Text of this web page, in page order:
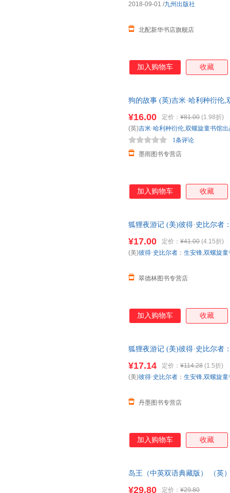
北配新华书店旗舰店
2018-09-01 /九州出版社
加入购物车 收藏
狗的故事 (英)吉米·哈利种衍伦
¥16.00 定价： ¥81.00 (1.98折)
墨雨图书专营店
1条评论
(英)吉米·哈利种衍伦,双螺旋童书馆出
加入购物车 收藏
狐狸夜游记 (美)彼得·史比尔者
¥17.00 定价： ¥41.00 (4.15折)
翠德林图书专营店
(美)彼得·史比尔者 ： 生安锋,双螺旋童
加入购物车 收藏
狐狸夜游记 (美)彼得·史比尔者
¥17.14 定价： ¥114.28 (1.5折)
丹墨图书专营店
(美)彼得·史比尔者 ： 生安锋,双螺旋童
加入购物车 收藏
岛王（中英双语典藏版） （英
¥29.80 定价： ¥29.80